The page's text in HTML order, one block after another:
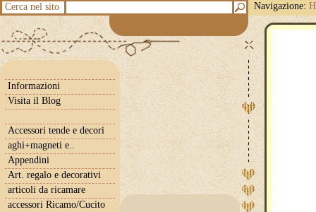
Cerca nel sito Navigazione:
Informazioni
Visita il Blog
Accessori tende e decori
aghi+magneti e..
Appendini
Art. regalo e decorativi
articoli da ricamare
accessori Ricamo/Cucito